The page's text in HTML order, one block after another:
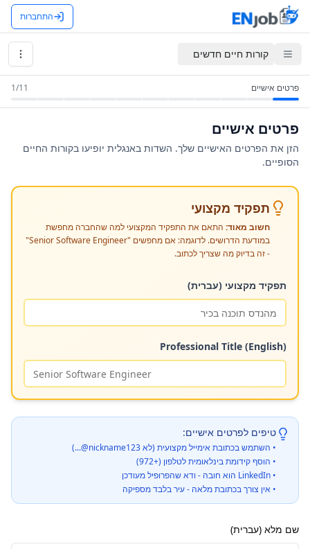
התחברות
קורות חיים חדשים
פרטים אישיים 1/11
פרטים אישיים
הזן את הפרטים האישיים שלך. השדות באנגלית יופיעו בקורות החיים
הסופיים.
תפקיד מקצועי
חשוב מאוד: התאם את התפקיד המקצועי למה שהחברה מחפשת
במודעת הדרושים. לדוגמה: אם מחפשים "Senior Software Engineer"
- זה בדיוק מה שצריך לכתוב.
תפקיד מקצועי (עברית)
Professional Title (English)
טיפים לפרטים אישיים:
• השתמש בכתובת אימייל מקצועית (לא nickname123@...)
• הוסף קידומת בינלאומית לטלפון (+972)
• LinkedIn הוא חובה - ודא שהפרופיל מעודכן
• אין צורך בכתובת מלאה - עיר בלבד מספיקה
שם מלא (עברית)